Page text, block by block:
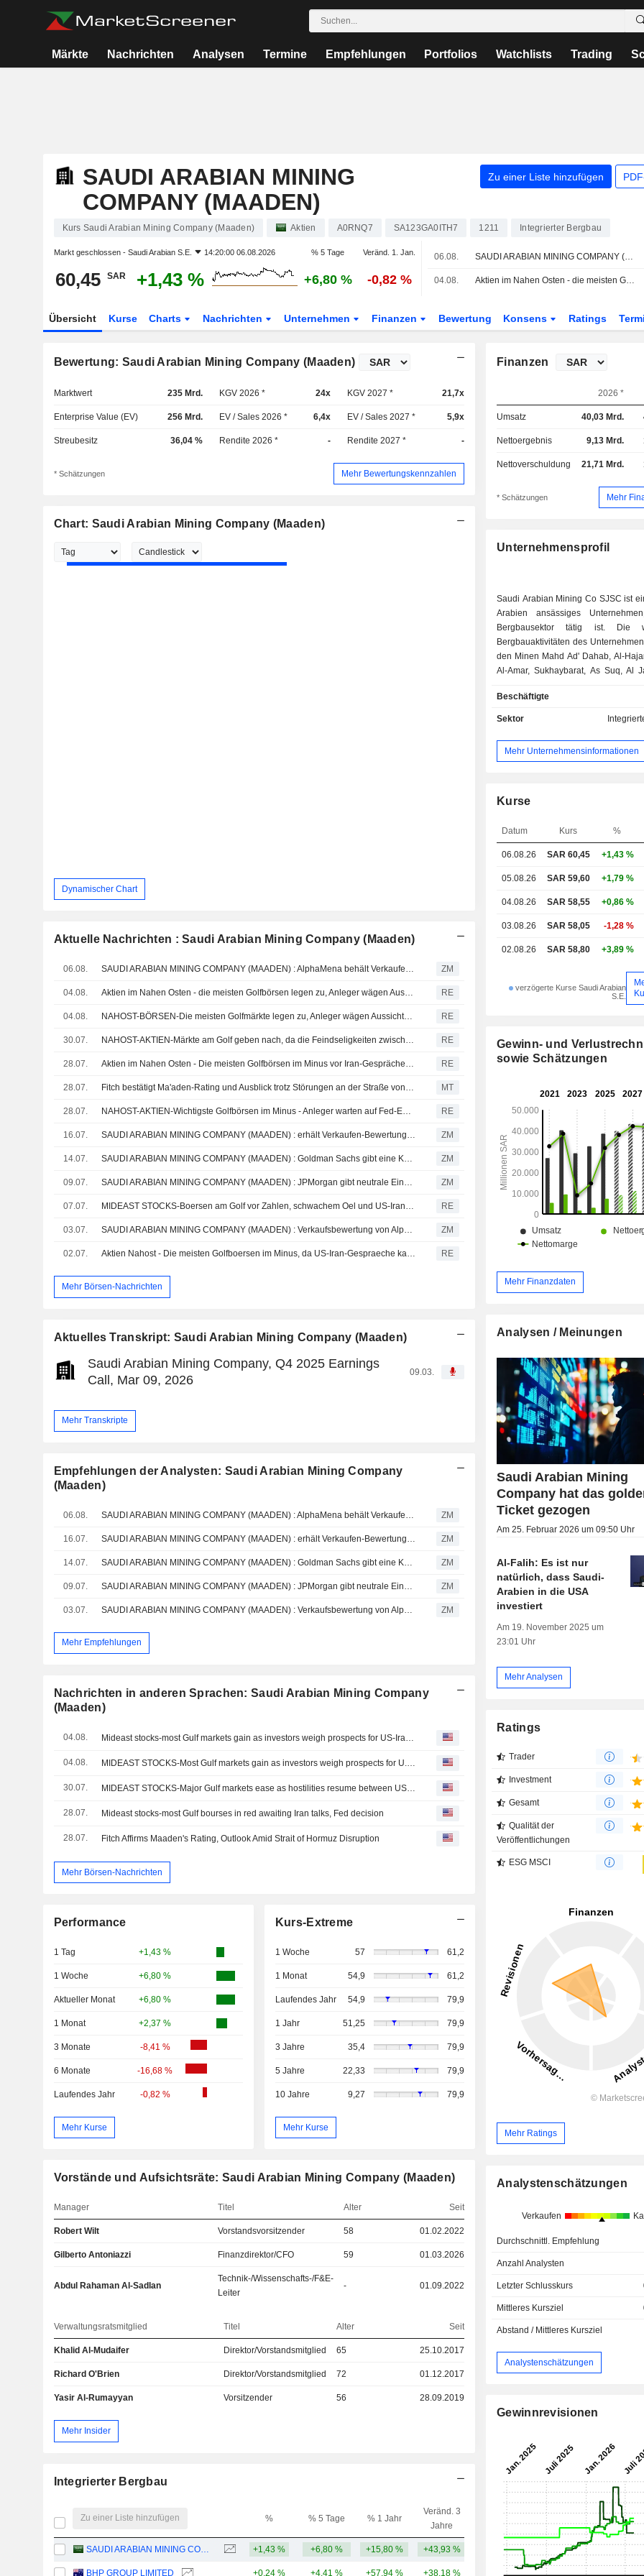
Märkte Nachrichten Analysen Termine Empfehlungen Portfolios Watchlists Trading
SAUDI ARABIAN MINING
COMPANY (MAADEN)
Zu einer Liste hinzufügen
Kurs Saudi Arabian Mining Company (Maaden) Aktien A0RNQ7 SA123GA0ITH7 1211 Integrierter Bergbau
Markt geschlossen - Saudi Arabian S.E. 14:20:00 06.08.2026 % 5 Tage Veränd. 1. Jan.
60,45 SAR +1,43 % +6,80 % -0,82 %
06.08. SAUDI ARABIAN MINING COMPANY (MAADEN) : AlphaMena behält Verkaufen-Bewertung bei
04.08. Aktien im Nahen Osten - die meisten Golfbörsen legen zu, Anleger wägen Aussichten auf US-Iran-Gespräche ab
Übersicht Kurse Charts Nachrichten Unternehmen Finanzen Bewertung Konsens Ratings
Bewertung: Saudi Arabian Mining Company (Maaden)
Marktwert 235 Mrd. KGV 2026 * 24x KGV 2027 * 21,7x
Enterprise Value (EV) 256 Mrd. EV / Sales 2026 * 6,4x EV / Sales 2027 * 5,9x
Streubesitz 36,04 % Rendite 2026 * - Rendite 2027 * -
* Schätzungen Mehr Bewertungskennzahlen
Chart: Saudi Arabian Mining Company (Maaden)
Dynamischer Chart
Aktuelle Nachrichten : Saudi Arabian Mining Company (Maaden)
06.08. SAUDI ARABIAN MINING COMPANY (MAADEN) : AlphaMena behält Verkaufen-Bewertung bei ZM
04.08. Aktien im Nahen Osten - die meisten Golfbörsen legen zu, Anleger wägen Aussichten auf US-Iran-Gespräche ab RE
04.08. NAHOST-BÖRSEN-Die meisten Golfmärkte legen zu, Anleger wägen Aussichten für US-Iran-Verhandlungen ab RE
30.07. NAHOST-AKTIEN-Märkte am Golf geben nach, da die Feindseligkeiten zwischen den USA und dem Iran wieder aufflammen RE
28.07. Aktien im Nahen Osten - Die meisten Golfbörsen im Minus vor Iran-Gesprächen und Fed-Entscheidung RE
28.07. Fitch bestätigt Ma'aden-Rating und Ausblick trotz Störungen an der Straße von Hormuz MT
28.07. NAHOST-AKTIEN-Wichtigste Golfbörsen im Minus - Anleger warten auf Fed-Entscheid und Iran-Gespräche RE
16.07. SAUDI ARABIAN MINING COMPANY (MAADEN) : erhält Verkaufen-Bewertung von AlphaMena ZM
14.07. SAUDI ARABIAN MINING COMPANY (MAADEN) : Goldman Sachs gibt eine Kauf-Bewertung ab ZM
09.07. SAUDI ARABIAN MINING COMPANY (MAADEN) : JPMorgan gibt neutrale Einschätzung ZM
07.07. MIDEAST STOCKS-Boersen am Golf vor Zahlen, schwachem Oel und US-Iran-Spannungen uneinheitlich RE
03.07. SAUDI ARABIAN MINING COMPANY (MAADEN) : Verkaufsbewertung von AlphaMena ZM
02.07. Aktien Nahost - Die meisten Golfboersen im Minus, da US-Iran-Gespraeche kaum Fortschritte zeigen RE
Mehr Börsen-Nachrichten
Aktuelles Transkript: Saudi Arabian Mining Company (Maaden)
Saudi Arabian Mining Company, Q4 2025 Earnings
Call, Mar 09, 2026
09.03.
Mehr Transkripte
Empfehlungen der Analysten: Saudi Arabian Mining Company
(Maaden)
06.08. ZM
16.07. ZM
14.07. ZM
09.07. ZM
03.07. ZM
Mehr Empfehlungen
Nachrichten in anderen Sprachen: Saudi Arabian Mining Company
(Maaden)
04.08. Mideast stocks-most Gulf markets gain as investors weigh prospects for US-Iran talks
04.08. MIDEAST STOCKS-Most Gulf markets gain as investors weigh prospects for U.S.-Iran negotiations
30.07. MIDEAST STOCKS-Major Gulf markets ease as hostilities resume between US and Iran
28.07. Mideast stocks-most Gulf bourses in red awaiting Iran talks, Fed decision
28.07. Fitch Affirms Maaden's Rating, Outlook Amid Strait of Hormuz Disruption
Mehr Börsen-Nachrichten
Performance
1 Tag +1,43 %
1 Woche +6,80 %
Aktueller Monat +6,80 %
1 Monat +2,37 %
3 Monate -8,41 %
6 Monate -16,68 %
Laufendes Jahr -0,82 %
Mehr Kurse
Kurs-Extreme
1 Woche 57 61,2
1 Monat 54,9 61,2
Laufendes Jahr 54,9 79,9
1 Jahr 51,25 79,9
3 Jahre 35,4 79,9
5 Jahre 22,33 79,9
10 Jahre 9,27 79,9
Mehr Kurse
Vorstände und Aufsichtsräte: Saudi Arabian Mining Company (Maaden)
Manager Titel Alter Seit
Robert Wilt Vorstandsvorsitzender 58 01.02.2022
Gilberto Antoniazzi Finanzdirektor/CFO 59 01.03.2026
Abdul Rahaman Al-Sadlan
Technik-/Wissenschafts-/F&E-
Leiter
- 01.09.2022
Verwaltungsratsmitglied Titel Alter Seit
Khalid Al-Mudaifer Direktor/Vorstandsmitglied 65 25.10.2017
Richard O'Brien Direktor/Vorstandsmitglied 72 01.12.2017
Yasir Al-Rumayyan Vorsitzender 56 28.09.2019
Mehr Insider
Integrierter Bergbau
Zu einer Liste hinzufügen % % 5 Tage % 1 Jahr
Veränd. 3
Jahre
Kap.($)
+1,43 % +6,80 % +15,80 % +43,93 % 62,5 Mrd.
BHP GROUP LIMITED +0,24 % +4,41 % +57,94 % +38,18 % 225 Mrd.
Finanzen
2026 *
Umsatz 40,03 Mrd.
Nettoergebnis 9,13 Mrd.
Nettoverschuldung 21,71 Mrd.
* Schätzungen Mehr
Unternehmensprofil
Saudi Arabian Mining Co SJSC ist
Arabien ansässiges
Bergbausektor tätig ist. Die
Bergbauaktivitäten des
den Minen Mahd Ad' Dahab, Al-
Al-Amar, Sukhaybarat, As Suq, Al
Unternehmen baut
Phosphatgestein, Bauxit,
den folgenden
Strategische Geschäftseinheit
Basismetalle und
Maaden Bauxite and Alumina Co
Gold and Base Metals Co LLC
Phosphate Co, unter anderem.
Beschäftigte
Sektor
Mehr Unternehmensinformationen
Kurse
Datum Kurs %
06.08.26 SAR 60,45 +1,43 %
05.08.26 SAR 59,60 +1,79 %
04.08.26 SAR 58,55 +0,86 %
03.08.26 SAR 58,05 -1,28 %
02.08.26 SAR 58,80 +3,89 %
verzögerte Kurse Saudi Arabian
S.E.
Gewinn- und
sowie Schätzungen
Mehr Finanzdaten
Analysen / Meinungen
Saudi Arabian Mining
Company hat das
Ticket gezogen
Am 25. Februar 2026 um 09:50 Uhr
Al-Falih: Es ist nur
natürlich, dass Saudi-
Arabien in die USA
investiert
Am 19. November 2025 um
23:01 Uhr
Mehr Analysen
Ratings
Trader
Investment
Gesamt
Qualität der
Veröffentlichungen
ESG MSCI
Mehr Ratings
Analystenschätzungen
Verkaufen
Durchschnittl. Empfehlung
Anzahl Analysten
Letzter Schlusskurs
Mittleres Kursziel
Abstand / Mittleres Kursziel
Analystenschätzungen
Gewinnrevisionen